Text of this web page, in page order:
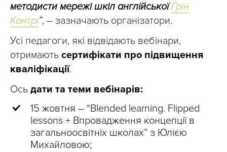
методисти мережі шкіл англійської Грін
Кантрі”, – зазначають організатори.
Усі педагоги, які відвідають вебінари,
отримають сертифікати про підвищення
кваліфікації.
Ось дати та теми вебінарів:
15 жовтня – “Blended learning. Flipped
lessons + Впровадження концепції в
загальноосвітніх школах” з Юлією
Михайловою;